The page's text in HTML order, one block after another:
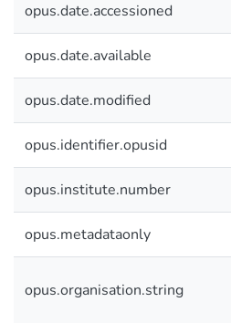
opus.date.accessioned
opus.date.available
opus.date.modified
opus.identifier.opusid
opus.institute.number
opus.metadataonly
opus.organisation.string